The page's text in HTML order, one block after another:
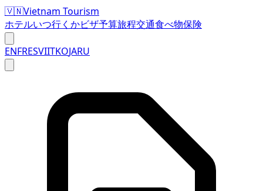
🇻🇳Vietnam Tourism
ホテルいつ行くかビザ予算旅程交通食べ物保険
ENFRESVIITKOJARU